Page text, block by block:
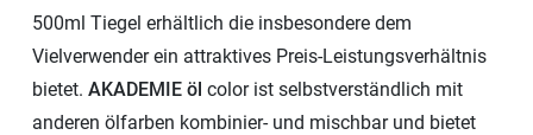
500ml Tiegel erhältlich die insbesondere dem
Vielverwender ein attraktives Preis-Leistungsverhältnis
bietet. AKADEMIE öl color ist selbstverständlich mit
anderen ölfarben kombinier- und mischbar und bietet